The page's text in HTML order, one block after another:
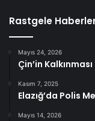
Rastgele
Mayıs 24, 2026
Çin’in
Kasım 7, 2025
Elazığ’da Polis
Mayıs 14, 2026